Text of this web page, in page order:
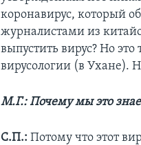
коронавирус, который
журналистами из
выпустить вирус? Но
вирусологии (в Ухане).
М.Г.: Почему мы это
С.П.:Потому что этот